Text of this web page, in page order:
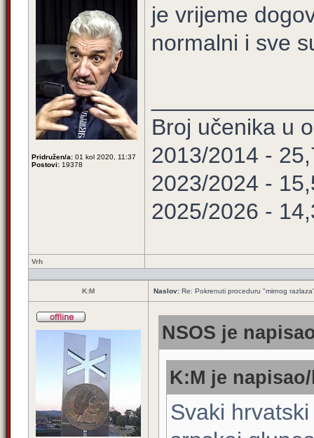
Pridružen/a: 01 kol 2020, 11:37
Postovi: 19378
je vrijeme
normalni i sve
Broj učenika u
2013/2014 -
2023/2024 -
2025/2026 -
Vrh
K:M Naslov: Re: Pokrenuti proceduru "mirnog
NSOS je
K:M je
Svaki